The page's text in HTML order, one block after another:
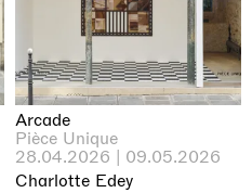
Arcade
Pièce Unique
28.04.2026 | 09.05.2026
Charlotte Edey